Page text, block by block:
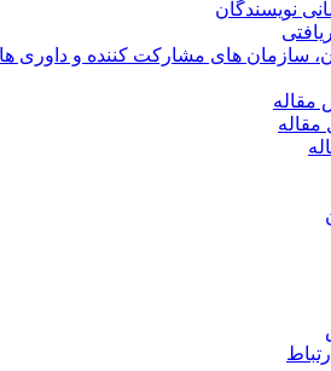
نویسندگان
سازمان های مشارکت کننده و داوری های
مقاله
مقاله